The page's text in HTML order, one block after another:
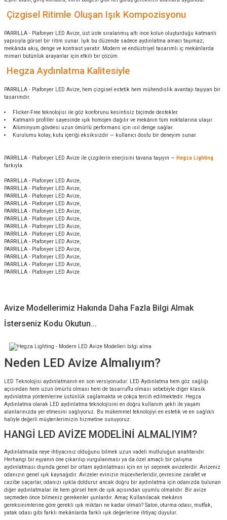
Çizgisel Ritimle Oluşan Işık Kompozisyonu
PARRILLA - Plafonyer LED Avize, üst üste sıralanmış altı ince kolun oluşturduğu katmanlı
yapısıyla görsel bir ritim sunar. Işık bu düzende sadece aydınlatma amacı taşımaz;
mekânda akış, denge ve kontrast yaratır. Modern ve endüstriyel tasarımlı iç mekânlarda
mimari bütünlük arayanlar için etkili bir çözüm.
Hegza Aydınlatma Kalitesiyle
PARRILLA - Plafonyer LED Avize, hem çizgisel estetik hem mühendislik avantajı taşıyan bir
tasarımdır.
Flicker-Free teknolojisi ile göz konforunu kesintisiz biçimde destekler.
Katmanlı profiller sayesinde ışık homojen dağılır ve mekânın tüm noktalarına ulaşır.
Alüminyum gövdesi uzun ömürlü performans için ısıl denge sağlar.
Kurulumu kolay, kutu içeriği eksiksizdir — kullanıcı dostu bir deneyim sunar.
PARRILLA - Plafonyer LED Avize ile çizgilerin enerjisini tavana taşıyın — Hegza Lighting
farkıyla.
PARRILLA - Plafonyer LED Avize,
PARRILLA - Plafonyer LED Avize,
PARRILLA - Plafonyer LED Avize,
PARRILLA - Plafonyer LED Avize,
PARRILLA - Plafonyer LED Avize,
PARRILLA - Plafonyer LED Avize,
PARRILLA - Plafonyer LED Avize,
PARRILLA - Plafonyer LED Avize,
PARRILLA - Plafonyer LED Avize,
PARRILLA - Plafonyer LED Avize,
PARRILLA - Plafonyer LED Avize,
PARRILLA - Plafonyer LED Avize,
PARRILLA - Plafonyer LED Avize.
Avize Modellerimiz Hakında Daha Fazla Bilgi Almak
İsterseniz Kodu Okutun...
Neden LED Avize Almalıyım?
LED Teknolojisi aydınlatmanın en son versiyonudur. LED Aydınlatma hem göz sağlığı
açısından hem uzun ömürlü olması hem de tasarruflu olması sebebiyle diğer klasik
aydınlatma yöntemlerine üstünlük sağlamakta ve çokça tercih edilmektedir. Hegza
Aydınlatma olarak LED aydınlatma teknolojisini en doğru kullanım şekli ile yaşam
alanlarınızda yer etmesini sağlıyoruz. Bu mükemmel teknolojiyi en estetik ve en sağlıklı
haliyle değerli müşterilerimizin hizmetine sunuyoruz.
HANGİ LED AVİZE MODELİNİ ALMALIYIM?
Aydınlatmada neye ihtiyacınız olduğunu bilmek uzun vadeli mutluluğun anahtarıdır.
Herhangi bir eşyanın öne çıkarılıp vurgulanması ya da özel amaçlı bir çalışma
aydınlatması dışında genel bir ortam aydınlatması için en iyi seçenek avizelerdir. Avizeniz
odanızın genel ışık kaynağıdır. Avizeler evinizin mücevherleridir, çevresine zarafet ve
cazibe saçarlar, odanızı ışıkla doldurur ancak doğru bir aydınlatma için odanızda bulunan
diğer aydınlatmalar ile hem görsel hem de ışık açısından uyumlu olmalıdır. Bir avize
seçmeden önce bilmeniz gerekenler şunlardır. Amaç Kullanılacak mekânın
gereksinimlerine göre gerekli ışık miktarı ne kadar olmalı? Salon, oturma odası, mutfak,
yatak odası gibi farklı mekânlarda farklı ışık değerlerine ihtiyaç duyulur.